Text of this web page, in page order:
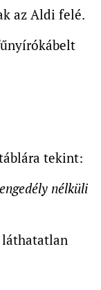
az Aldi felé.
tekint:
nélküli